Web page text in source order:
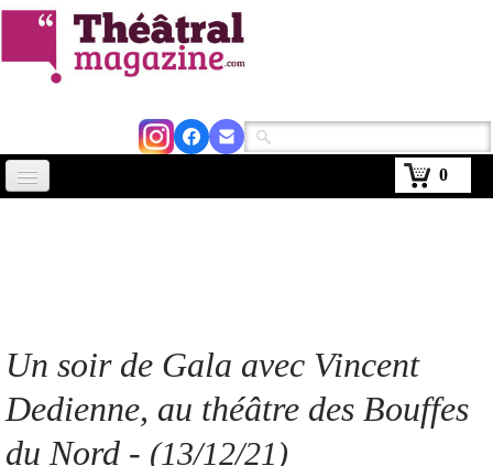
0
Un soir de Gala avec Vincent
Dedienne, au théâtre des Bouffes
du Nord - (13/12/21)